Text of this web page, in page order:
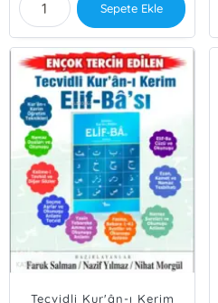
Sepete Ekle
Tecvidli Kur'ân-ı Kerim